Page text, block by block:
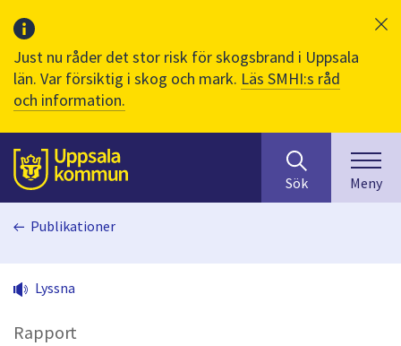
Just nu råder det stor risk för skogsbrand i Uppsala
län. Var försiktig i skog och mark. Läs SMHI:s råd
och information.
Till sidans
huvudinnehåll
efter
innehåll
på
Sök Meny
Publikationer
Lyssna
Rapport